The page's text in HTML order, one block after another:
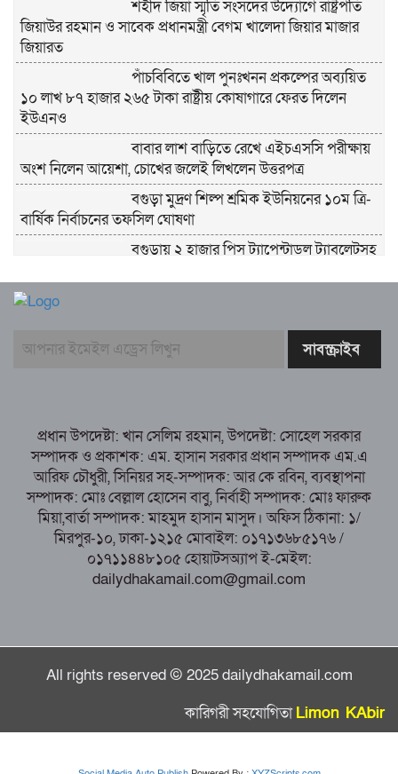
শহীদ জিয়া স্মৃতি সংসদের উদ্যোগে রাষ্ট্রপতি
জিয়াউর রহমান ও সাবেক প্রধানমন্ত্রী বেগম খালেদা জিয়ার মাজার
জিয়ারত
পাঁচবিবিতে খাল পুনঃখনন প্রকল্পের অব্যয়িত
১০ লাখ ৮৭ হাজার ২৬৫ টাকা রাষ্ট্রীয় কোষাগারে ফেরত দিলেন
ইউএনও
বাবার লাশ বাড়িতে রেখে এইচএসসি পরীক্ষায়
অংশ নিলেন আয়েশা, চোখের জলেই লিখলেন উত্তরপত্র
বগুড়া মুদ্রণ শিল্প শ্রমিক ইউনিয়নের ১০ম ত্রি-
বার্ষিক নির্বাচনের তফসিল ঘোষণা
বগুড়ায় ২ হাজার পিস ট্যাপেন্টাডল ট্যাবলেটসহ
নরসিংদীর শিবপুরে তিনটি গরুকে বিষ খাইয়ে
সামলাচ্ছেন একাধিক গুরুত্বপূর্ণ দায়িত্ব, প্রশংসায় মুখর এলাকাবাসী
বগুড়া মুদ্রণ শিল্প শ্রমিক ইউনিয়নের নির্বাচন
পরিচালনা কমিটির প্রস্তুতি সভা অনুষ্ঠিত
প্রধান উপদেষ্টা: খান সেলিম রহমান, উপদেষ্টা: সোহেল সরকার
সম্পাদক ও প্রকাশক: এম. হাসান সরকার প্রধান সম্পাদক এম.এ
আরিফ চৌধুরী, সিনিয়র সহ-সম্পাদক: আর কে রবিন, ব্যবস্থাপনা
সম্পাদক: মোঃ বেল্লাল হোসেন বাবু, নির্বাহী সম্পাদক: মোঃ ফারুক
মিয়া,বার্তা সম্পাদক: মাহমুদ হাসান মাসুদ। অফিস ঠিকানা: ১/
মিরপুর-১০, ঢাকা-১২১৫ মোবাইল: ০১৭১৩৬৮৫১৭৬ /
০১৭১১৪৪৮১০৫ হোয়াটসঅ্যাপ ই-মেইল:
dailydhakamail.com@gmail.com
All rights reserved © 2025 dailydhakamail.com
কারিগরী সহযোগিতাLimon KAbir